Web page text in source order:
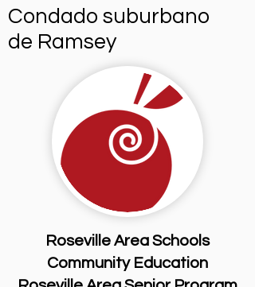
Condado suburbano
de Ramsey
Roseville Area Schools
Community Education